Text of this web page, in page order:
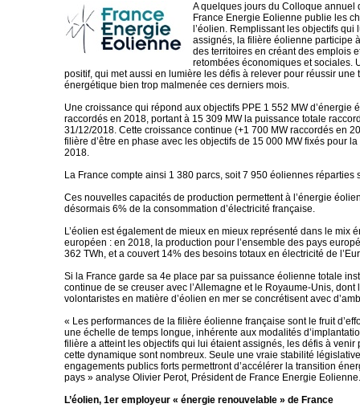
A quelques jours du Colloque annuel
France Energie Eolienne publie les
l’éolien. Remplissant les objectifs qui
assignés, la filière éolienne participe
des territoires en créant des emplois
retombées économiques et sociales.
positif, qui met aussi en lumière les défis à relever pour réussir une
énergétique bien trop malmenée ces derniers mois.
Une croissance qui répond aux objectifs PPE 1 552 MW d’énergie
raccordés en 2018, portant à 15 309 MW la puissance totale
31/12/2018. Cette croissance continue (+1 700 MW raccordés en
filière d’être en phase avec les objectifs de 15 000 MW fixés pour la
2018.
La France compte ainsi 1 380 parcs, soit 7 950 éoliennes réparties
Ces nouvelles capacités de production permettent à l’énergie
désormais 6% de la consommation d’électricité française.
L’éolien est également de mieux en mieux représenté dans le mix
européen : en 2018, la production pour l’ensemble des pays
362 TWh, et a couvert 14% des besoins totaux en électricité de
Si la France garde sa 4e place par sa puissance éolienne totale
continue de se creuser avec l’Allemagne et le Royaume-Unis, dont
volontaristes en matière d’éolien en mer se concrétisent avec
« Les performances de la filière éolienne française sont le fruit
une échelle de temps longue, inhérente aux modalités
filière a atteint les objectifs qui lui étaient assignés, les défis à venir
cette dynamique sont nombreux. Seule une vraie stabilité
engagements publics forts permettront d’accélérer la transition
pays » analyse Olivier Perot, Président de France Energie Eolienne.
L’éolien, 1er employeur « énergie renouvelable » de France